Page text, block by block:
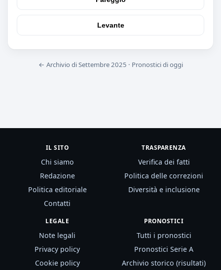
Levante
← Archivio di Settembre 2025 · Pronostici di oggi
IL SITO
Chi siamo
Redazione
Politica editoriale
Contatti
TRASPARENZA
Verifica dei fatti
Politica delle correzioni
Diversità e inclusione
LEGALE
Note legali
Privacy policy
Cookie policy
PRONOSTICI
Tutti i pronostici
Pronostici Serie A
Archivio storico (risultati)